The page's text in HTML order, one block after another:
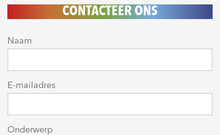
CONTACTEER ONS
Naam
E-mailadres
Onderwerp